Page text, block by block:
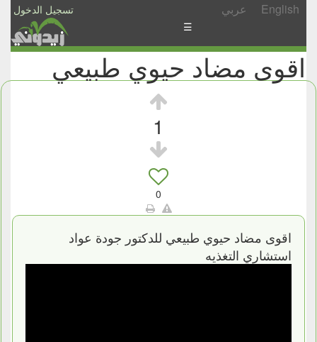
تسجيل الدخول عربي English
الأخبار
الأسئلة
☰
اقوى مضاد حيوي طبيعي
1
0
اقوى مضاد حيوي طبيعي للدكتور جودة عواد
استشاري التغذيه